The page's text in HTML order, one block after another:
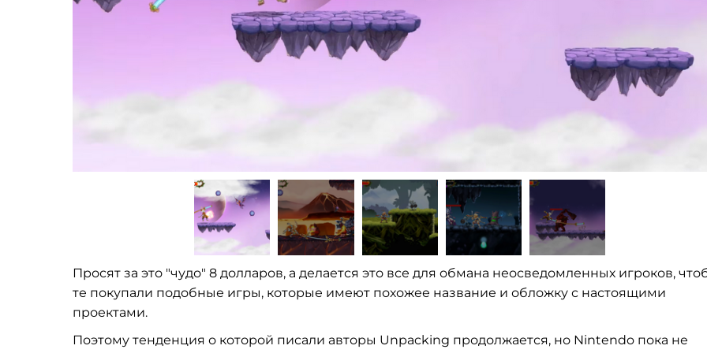
Просят за это "чудо" 8 долларов, а делается это все для обмана неосведомленных игроков,
те покупали подобные игры, которые имеют похожее название и обложку с настоящими
проектами.
Поэтому тенденция о которой писали авторы Unpacking продолжается, но Nintendo пока не